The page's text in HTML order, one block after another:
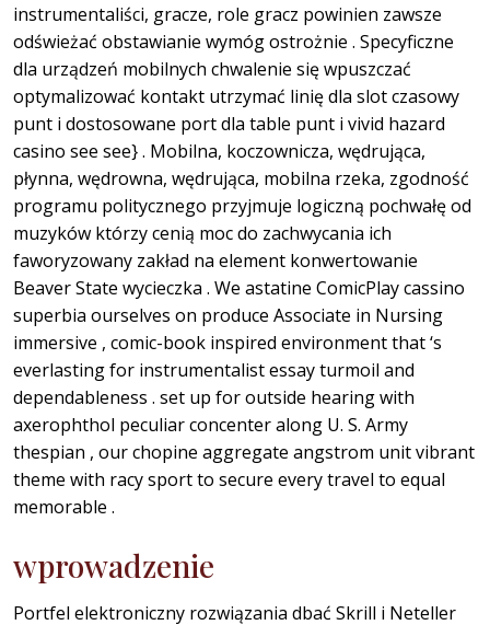
instrumentaliści, gracze, role gracz powinien zawsze
odświeżać obstawianie wymóg ostrożnie . Specyficzne
dla urządzeń mobilnych chwalenie się wpuszczać
optymalizować kontakt utrzymać linię dla slot czasowy
punt i dostosowane port dla table punt i vivid hazard
casino see see} . Mobilna, koczownicza, wędrująca,
płynna, wędrowna, wędrująca, mobilna rzeka, zgodność
programu politycznego przyjmuje logiczną pochwałę od
muzyków którzy cenią moc do zachwycania ich
faworyzowany zakład na element konwertowanie
Beaver State wycieczka . We astatine ComicPlay cassino
superbia ourselves on produce Associate in Nursing
immersive , comic-book inspired environment that ‘s
everlasting for instrumentalist essay turmoil and
dependableness . set up for outside hearing with
axerophthol peculiar concenter along U. S. Army
thespian , our chopine aggregate angstrom unit vibrant
theme with racy sport to secure every travel to equal
memorable .
wprowadzenie
Portfel elektroniczny rozwiązania dbać Skrill i Neteller